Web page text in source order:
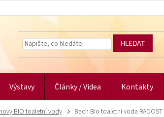
HLEDAT
Výstavy Články / Videa Kontakty
BIO toaletní vody Bach Bio toaletní voda